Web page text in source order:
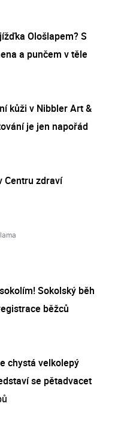
Ološlapem? S
a punčem v těle
kůži v Nibbler Art &
je jen napořád
Centru zdraví
Sokolský běh
běžců
chystá velkolepý
se pětadvacet